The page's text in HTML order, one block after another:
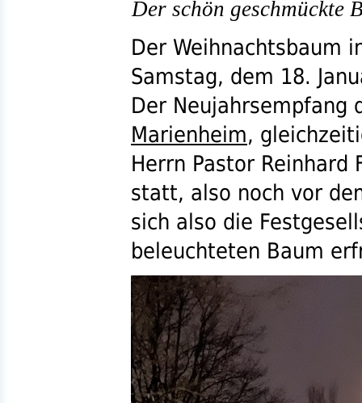
Der schön geschmückte
Der Weihnachtsbaum
Samstag, dem 18.
Der Neujahrsempfang
Marienheim,
Herrn Pastor Reinhard
statt, also noch vor
sich also die
beleuchteten Baum